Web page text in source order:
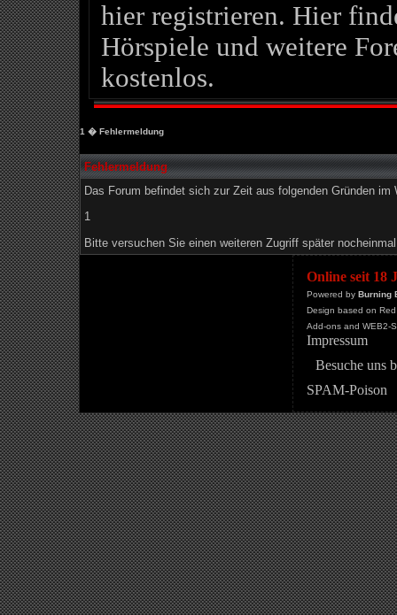
hier registrieren. Hier
Hörspiele und weitere
kostenlos.
1 � Fehlermeldung
Fehlermeldung
Das Forum befindet sich zur Zeit aus folgenden Gründen im
1
Bitte versuchen Sie einen weiteren Zugriff später
Online seit 18
Powered by Burning
Design based on
Add-ons and WEB2-
Impressum
Besuche uns
SPAM-Poison